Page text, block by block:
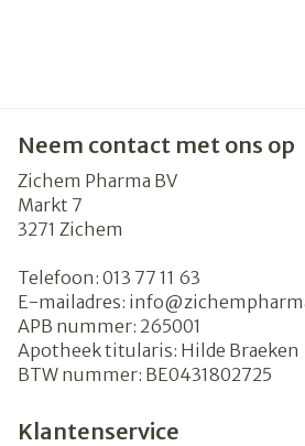
Neem contact met ons op
Zichem Pharma BV
Markt 7
3271 Zichem
Telefoon: 013 77 11 63
E-mailadres: info@
APB nummer: 265001
Apotheek titularis: Hilde Braeken
BTW nummer: BE0431802725
Klantenservice